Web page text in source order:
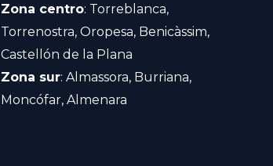
Zona centro: Torreblanca,
Torrenostra, Oropesa, Benicàssim,
Castellón de la Plana
Zona sur: Almassora, Burriana,
Moncófar, Almenara